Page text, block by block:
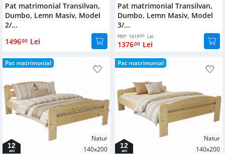
Pat matrimonial Transilvan,
Dumbo, Lemn Masiv, Model
2/...
149600 Lei
Pat matrimonial Transilvan,
Dumbo, Lemn Masiv, Model
3/...
PRP: 161900 Lei
137600 Lei
Pat matrimonial
Natur
140x200
12
ani
Pat matrimonial
Natur
140x200
12
ani